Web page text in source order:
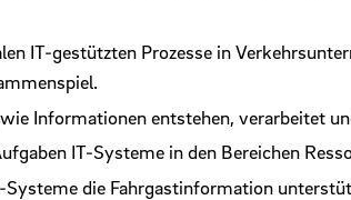
IT-gestützten Prozesse in
Informationen entstehen, verarbeitet
IT-Systeme in den Bereichen
Systeme die Fahrgastinformation